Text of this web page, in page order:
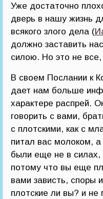
Уже достаточно
дверь в нашу жизнь
всякого злого дела (
должно заставить
силою. Но это не все,
В своем Послании к
дает нам больше
характере распрей.
говорить с вами,
с плотскими, как с
питал вас молоком,
были еще не в силах,
потому что вы еще
вами зависть, споры
плотские ли вы? и не